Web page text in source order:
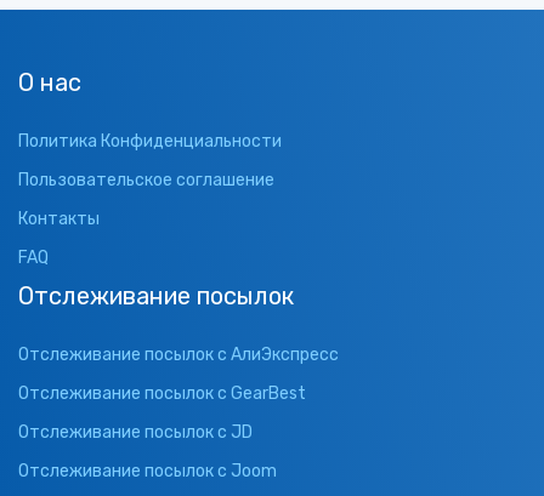
О нас
Политика Конфиденциальности
Пользовательское соглашение
Контакты
FAQ
Отслеживание посылок
Отслеживание посылок с АлиЭкспресс
Отслеживание посылок с GearBest
Отслеживание посылок с JD
Отслеживание посылок с Joom